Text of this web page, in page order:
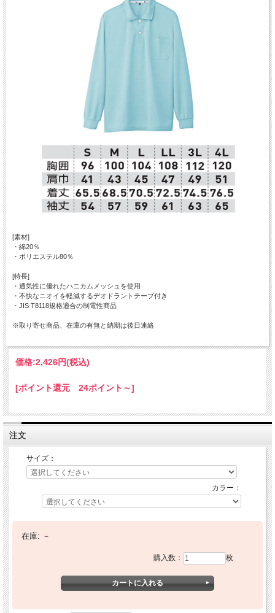
[素材]
・綿20％
・ポリエステル80％
[特長]
・通気性に優れたハニカムメッシュを使用
・不快なニオイを軽減するデオドラントテープ付き
・JIS T8118規格適合の制電性商品
※取り寄せ商品、在庫の有無と納期は後日連絡
価格:2,426円(税込)
[ポイント還元 24ポイント～]
注文
サイズ：
カラー：
在庫: －
購入数： 枚